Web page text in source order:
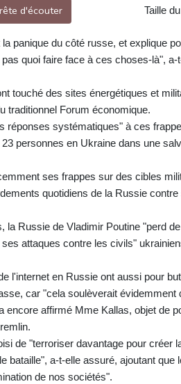
d'écouter Taille
panique du côté russe, et explique
quoi faire face à ces choses-là",
touché des sites énergétiques et
traditionnel Forum économique.
réponses systématiques" à ces
personnes en Ukraine dans une
ses frappes sur des cibles
quotidiens de la Russie
la Russie de Vladimir Poutine "perd
attaques contre les civils"
l'internet en Russie ont aussi pour
car "cela soulèverait
encore affirmé Mme Kallas, objet de
de "terroriser davantage pour créer
bataille", a-t-elle assuré, ajoutant que
de nos sociétés".